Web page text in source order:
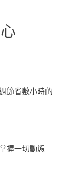
節省數小時的
握一切動態